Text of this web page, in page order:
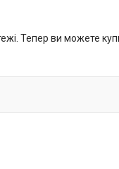
Тепер ви можете